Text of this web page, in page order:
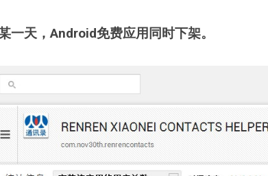
一天，Android免费应用同时下架。